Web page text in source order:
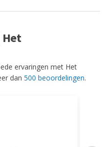
ervaringen met Het
dan 500 beoordelingen.